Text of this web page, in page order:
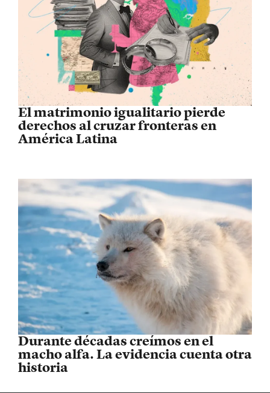
El matrimonio igualitario pierde
derechos al cruzar fronteras en
América Latina
Durante décadas creímos en el
macho alfa. La evidencia cuenta otra
historia